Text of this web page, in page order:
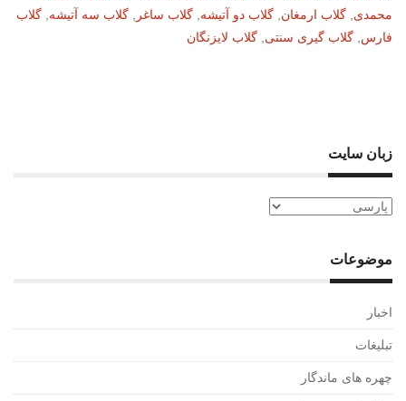
محمدی گلاب ارمغان گلاب دو آتیشه گلاب ساغر گلاب سه آتیشه گلاب
فارس گلاب گیری سنتی گلاب لایزنگان
زبان سایت
موضوعات
اخبار
تبلیغات
چهره های ماندگار